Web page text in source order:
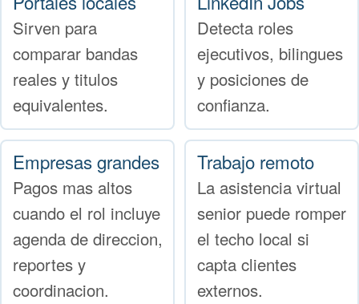
Sirven para
comparar bandas
reales y titulos
equivalentes.
Detecta roles
ejecutivos, bilingues
y posiciones de
confianza.
Empresas grandes
Pagos mas altos
cuando el rol incluye
agenda de direccion,
reportes y
coordinacion.
Trabajo remoto
La asistencia virtual
senior puede romper
el techo local si
capta clientes
externos.